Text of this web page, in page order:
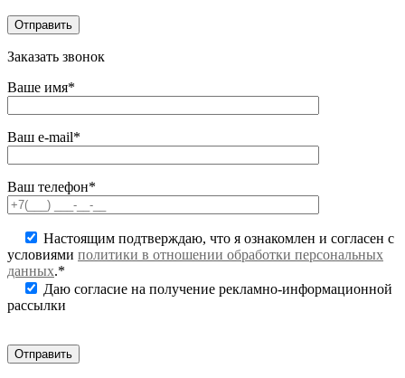
Заказать звонок
Ваше имя*
Ваш e-mail*
Ваш телефон*
Настоящим подтверждаю, что я ознакомлен и согласен с
условиями политики в отношении обработки персональных
данных.*
Даю согласие на получение рекламно-информационной
рассылки